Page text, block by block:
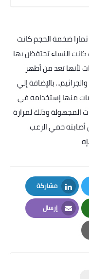
ضخمة الحجم كانت
النساء تحتفظن بها
لأنها تعد من أطهر
بالإضافة إلي
منها إستخدامه في
المجهولة وذلك لمرارة
أصابته حمي الرعب
مشاركة
LinkedIn
إرسال
Email